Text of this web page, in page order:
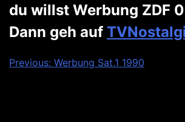
du willst Werbung ZDF
Dann geh auf
Beitragsnavigation
Previous: Werbung Sat.1 1990